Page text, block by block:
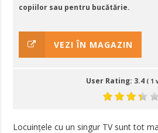
copiilor sau pentru bucătărie.
VEZI ÎN MAGAZIN
User Rating: 3.4 ( 1
Locuințele cu un singur TV sunt tot